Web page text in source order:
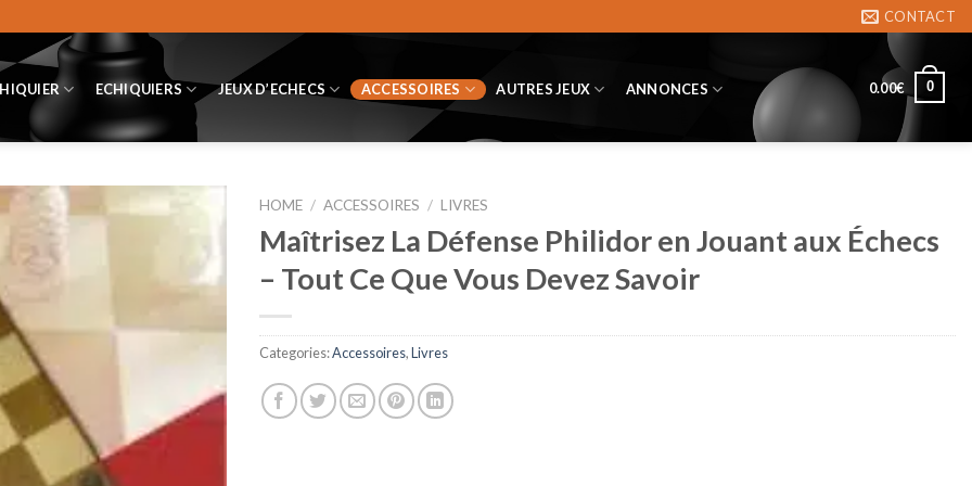
CONTACT
ECHIQUIERS JEUX D’ECHECS ACCESSOIRES AUTRES JEUX ANNONCES 0.00€ 0
HOME / ACCESSOIRES / LIVRES
Maîtrisez La Défense Philidor en Jouant aux Échecs
– Tout Ce Que Vous Devez Savoir
Categories:Accessoires,Livres